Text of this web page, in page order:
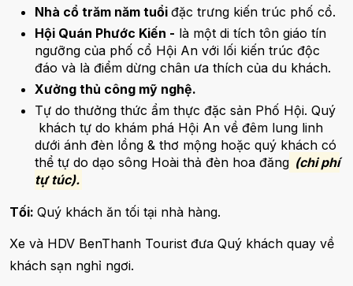
Nhà cổ trăm năm tuổi đặc trưng kiến trúc phố cổ.
Hội Quán Phước Kiến - là một di tích tôn giáo tín
ngưỡng của phố cổ Hội An với lối kiến trúc độc
đáo và là điểm dừng chân ưa thích của du khách.
Xưởng thủ công mỹ nghệ.
Tự do thưởng thức ẩm thực đặc sản Phố Hội. Quý
khách tự do khám phá Hội An về đêm lung linh
dưới ánh đèn lồng & thơ mộng hoặc quý khách có
thể tự do dạo sông Hoài thả đèn hoa đăng (chi phí
tự túc).
Tối: Quý khách ăn tối tại nhà hàng.
Xe và HDV BenThanh Tourist đưa Quý khách quay về
khách sạn nghỉ ngơi.